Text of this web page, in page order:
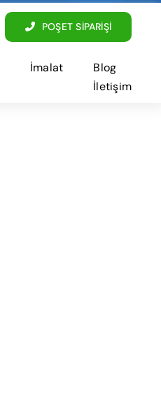
POŞET SİPARİŞİ
İmalat
Blog
İletişim